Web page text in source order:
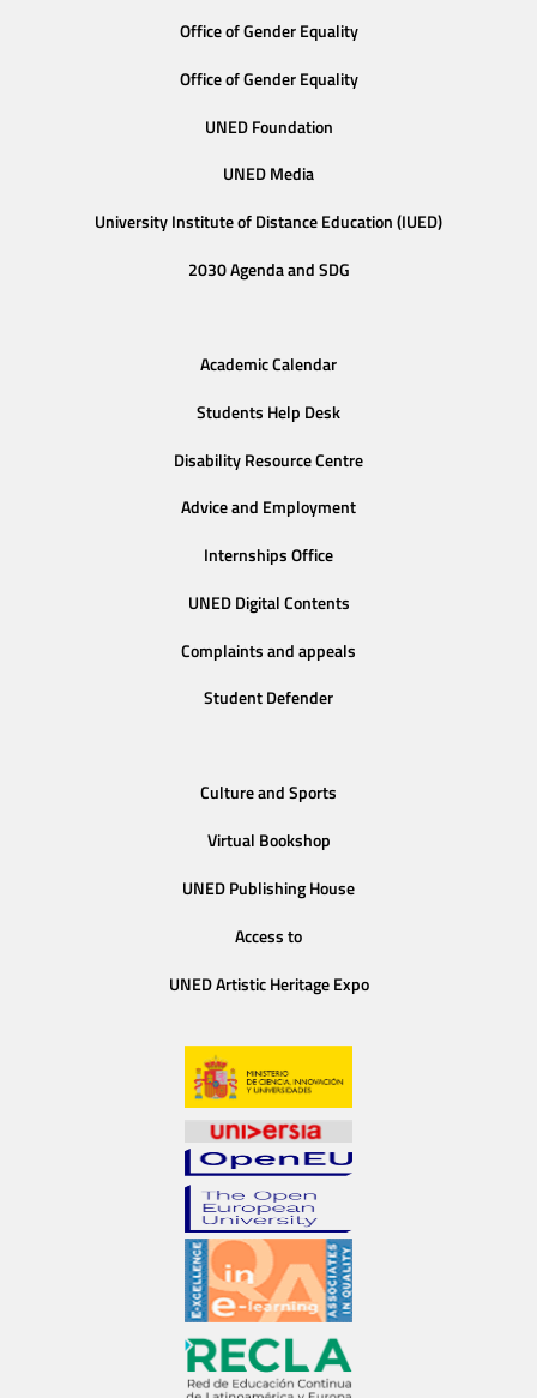
Office of Gender Equality
Office of Gender Equality
UNED Foundation
UNED Media
University Institute of Distance Education (IUED)
2030 Agenda and SDG
Academic Calendar
Students Help Desk
Disability Resource Centre
Advice and Employment
Internships Office
UNED Digital Contents
Complaints and appeals
Student Defender
Culture and Sports
Virtual Bookshop
UNED Publishing House
Access to
UNED Artistic Heritage Expo